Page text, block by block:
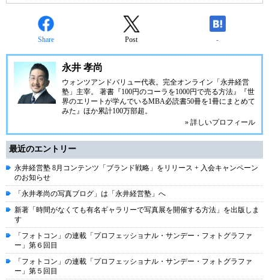
Share Post -
永井 孝尚
ウォンツアンドバリュー代表。完全オンライン「永井経営
塾」主宰。 著書『100円のコーラを1000円で売る方法』『世
界のエリートが学んでいるMBA必読書50冊を1冊にまとめて
みた』ほか累計100万部超。
» 詳しいプロフィール
最近のエントリー
永井経営塾 8月コンテンツ「ブランド戦略」をリリース + 入会キャンペーン
のお知らせ
「永井孝尚の写真ブログ」は「永井経営塾」へ
新著「時間がなくても有名ギャラリーで写真展を開催する方法」を出版しま
す
「フォトコン」の連載「プロフェッショナル・サンデー・フォトグラファ
ー」第６回目
「フォトコン」の連載「プロフェッショナル・サンデー・フォトグラファ
ー」第５回目